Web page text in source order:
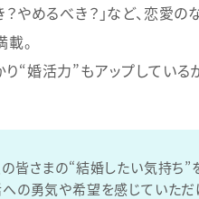
やめるべき？」など、恋愛
。
“婚活力”もアップしている
の皆さまの“結婚したい気持ち
への勇気や希望を感じていた